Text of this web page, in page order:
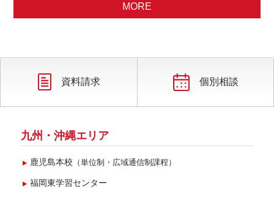
MORE
資料請求 個別相談
九州・沖縄エリア
鹿児島本校 （単位制・広域通信制課程）
福岡東学習センター